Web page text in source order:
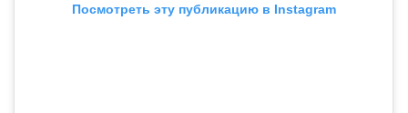
Посмотреть эту публикацию в Instagram